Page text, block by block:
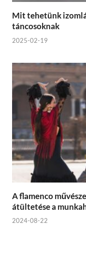
Mit tehetünk
táncosoknak
2025-02-19
A flamenco
átültetése a
2024-08-22